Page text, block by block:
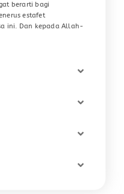
berarti bagi
estafet
ini. Dan kepada Allah-